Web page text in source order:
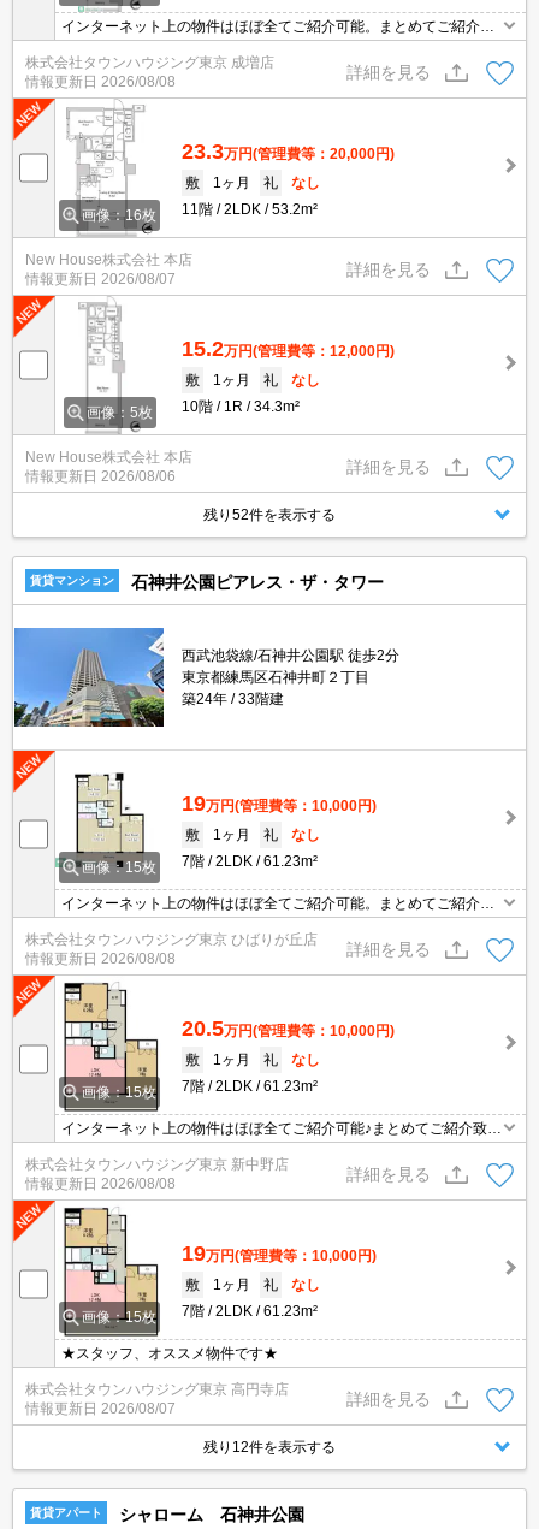
インターネット上の物件はほぼ全てご紹介可能。まとめてご紹介致
します。お気軽にお問合せください。お部屋探しは情報量地域ナン
バー1のタウンハウジングまで。
株式会社タウンハウジング東京 成増店
情報更新日 2026/08/08
詳細を見る
画像：16枚
23.3万円(管理費等：20,000円)
敷
1ヶ月 礼
なし
11階
2LDK 53.2m²
New House株式会社 本店
情報更新日 2026/08/07
詳細を見る
画像：5枚
15.2万円(管理費等：12,000円)
敷
1ヶ月 礼
なし
10階
1R 34.3m²
New House株式会社 本店
情報更新日 2026/08/06
詳細を見る
残り52件を表示する
賃貸マンション 石神井公園ピアレス・ザ・タワー
西武池袋線/石神井公園駅 徒歩2分
東京都練馬区石神井町２丁目
築24年
33階建
画像：15枚
19万円(管理費等：10,000円)
敷
1ヶ月 礼
なし
7階
2LDK 61.23m²
インターネット上の物件はほぼ全てご紹介可能。まとめてご紹介致
します。お気軽にお問合せください。お部屋探しは情報量地域ナン
バー1のタウンハウジングまで。
株式会社タウンハウジング東京 ひばりが丘店
情報更新日 2026/08/08
詳細を見る
画像：15枚
20.5万円(管理費等：10,000円)
敷
1ヶ月 礼
なし
7階
2LDK 61.23m²
インターネット上の物件はほぼ全てご紹介可能♪まとめてご紹介致し
ます♪お気軽にお問合せください！お部屋探しはタウンハウジングま
で☆新着情報毎日更新☆
株式会社タウンハウジング東京 新中野店
情報更新日 2026/08/08
詳細を見る
画像：15枚
19万円(管理費等：10,000円)
敷
1ヶ月 礼
なし
7階
2LDK 61.23m²
★スタッフ、オススメ物件です★
株式会社タウンハウジング東京 高円寺店
情報更新日 2026/08/07
詳細を見る
残り12件を表示する
賃貸アパート シャローム 石神井公園